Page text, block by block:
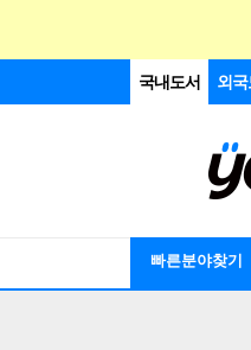
국내도서 외국
빠른분야찾기